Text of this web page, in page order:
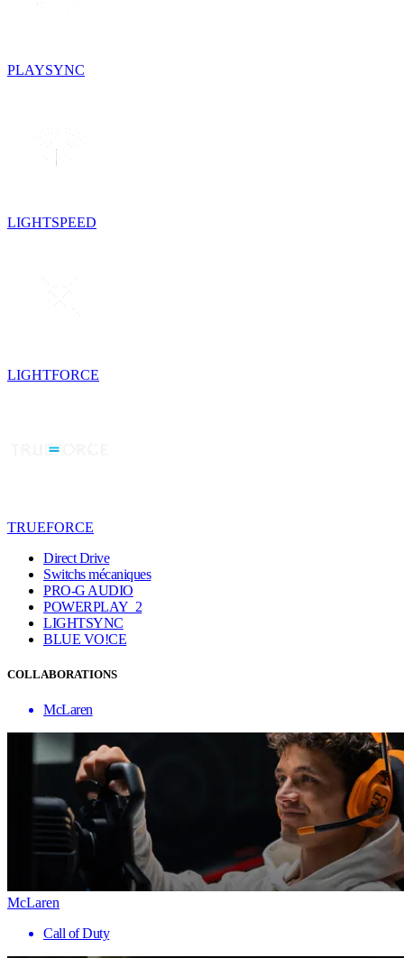
PLAYSYNC
LIGHTSPEED
LIGHTFORCE
TRUEFORCE
Direct Drive
Switchs mécaniques
PRO-G AUDIO
POWERPLAY 2
LIGHTSYNC
BLUE VO!CE
COLLABORATIONS
McLaren
McLaren
Call of Duty